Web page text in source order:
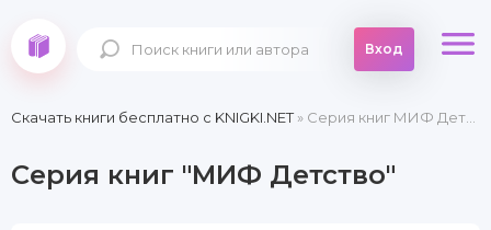
Вход
Скачать книги бесплатно c KNIGKI.NET» Серия книг МИФ Детство
Серия книг "МИФ Детство"